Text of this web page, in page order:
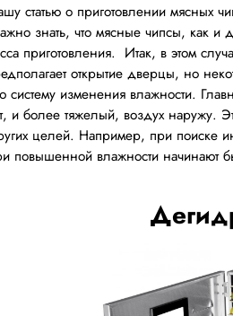
статью о приготовлении мясных
знать, что мясные чипсы, как
приготовления. Итак, в этом
открытие дверцы, но
систему изменения влажности.
и более тяжелый, воздух наружу.
целей. Например, при поиске
повышенной влажности начинают